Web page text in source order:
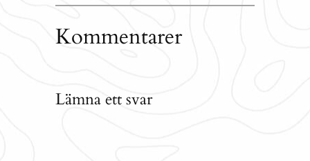
Kommentarer
Lämna ett svar